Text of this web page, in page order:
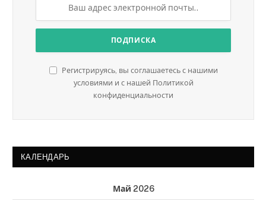
Регистрируясь, вы соглашаетесь с нашими
условиями и с нашей Политикой
конфиденциальности
КАЛЕНДАРЬ
Май 2026